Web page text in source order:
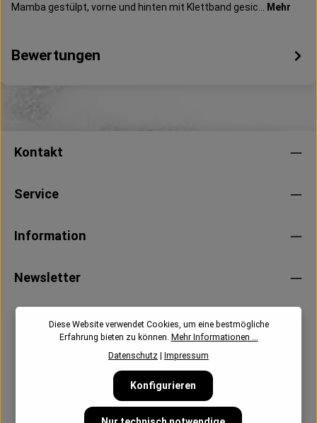
Mamba gestülpt, vorne und hinten mit Klettband gesic…
Mehr
Bewertungen
Kontakt
Service
Information
Newsletter
Diese Website verwendet Cookies, um eine bestmögliche
Erfahrung bieten zu können. Mehr Informationen ...
Datenschutz
Impressum
Konfigurieren